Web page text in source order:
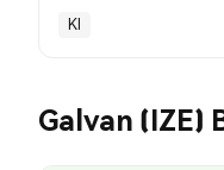
KI
Galvan (IZE)